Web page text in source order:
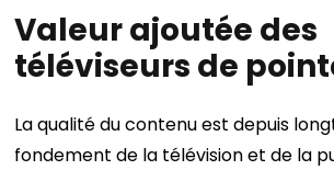
Valeur ajoutée des
téléviseurs de
La qualité du contenu est depuis
fondement de la télévision et de la